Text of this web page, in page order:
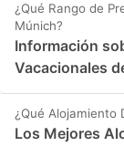
¿Qué Rango de
Múnich?
Información
Vacacionales
¿Qué Alojamiento
Los Mejores